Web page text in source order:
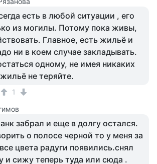
есть в любой ситуации , его
из могилы. Потому пока живы,
Главное, есть жильё и
ни в коем случае закладывать.
одному, не имея никаких
не теряйте.
1
забрал и еще в долгу остался.
о полосе черной то у меня за
цвета радуги появились.снял
и сижу теперь туда или сюда .